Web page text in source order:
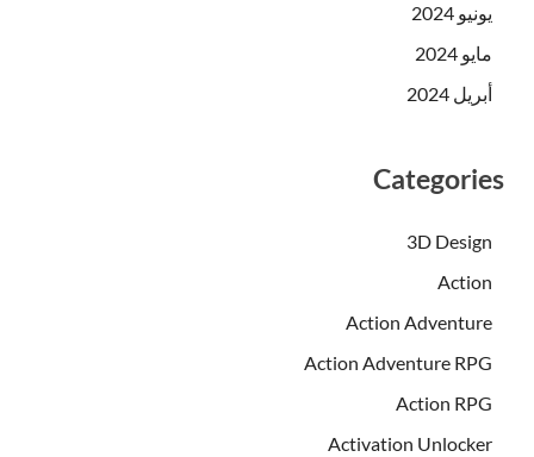
يونيو 2024
مايو 2024
أبريل 2024
Categories
3D Design
Action
Action Adventure
Action Adventure RPG
Action RPG
Activation Unlocker